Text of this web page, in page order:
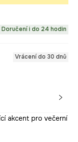
Doručení i do 24 hodin
Vrácení do 30 dnů
akcent pro večerní